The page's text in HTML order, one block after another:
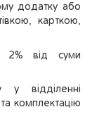
додатку або
карткою,
2% від суми
відділенні
комплектацію